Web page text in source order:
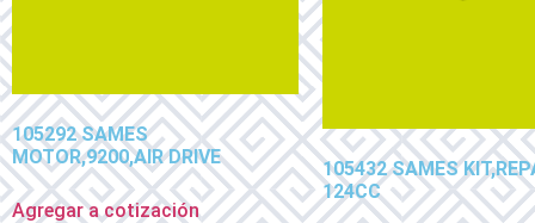
105292 SAMES
MOTOR,9200,AIR DRIVE
Agregar a cotización
105432 SAMES
124CC